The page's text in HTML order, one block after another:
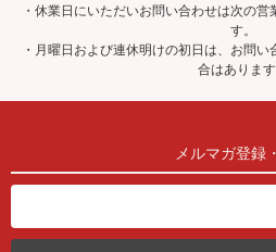
・休業日にいただいお問い合わせは次の
す。
・月曜日および連休明けの初日は、お問
合はあります
メルマガ登録